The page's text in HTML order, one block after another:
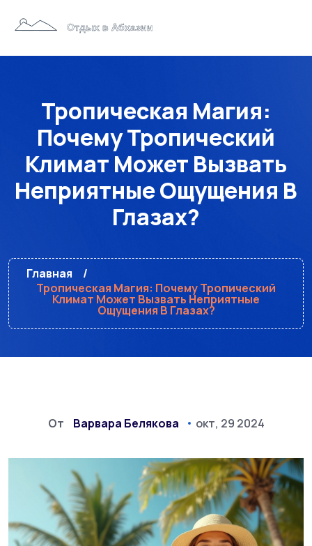
Тропическая Магия:
Почему Тропический
Климат Может Вызвать
Неприятные Ощущения В
Глазах?
Главная
Тропическая Магия: Почему Тропический
Климат Может Вызвать Неприятные
Ощущения В Глазах?
От Варвара Белякова окт, 29 2024